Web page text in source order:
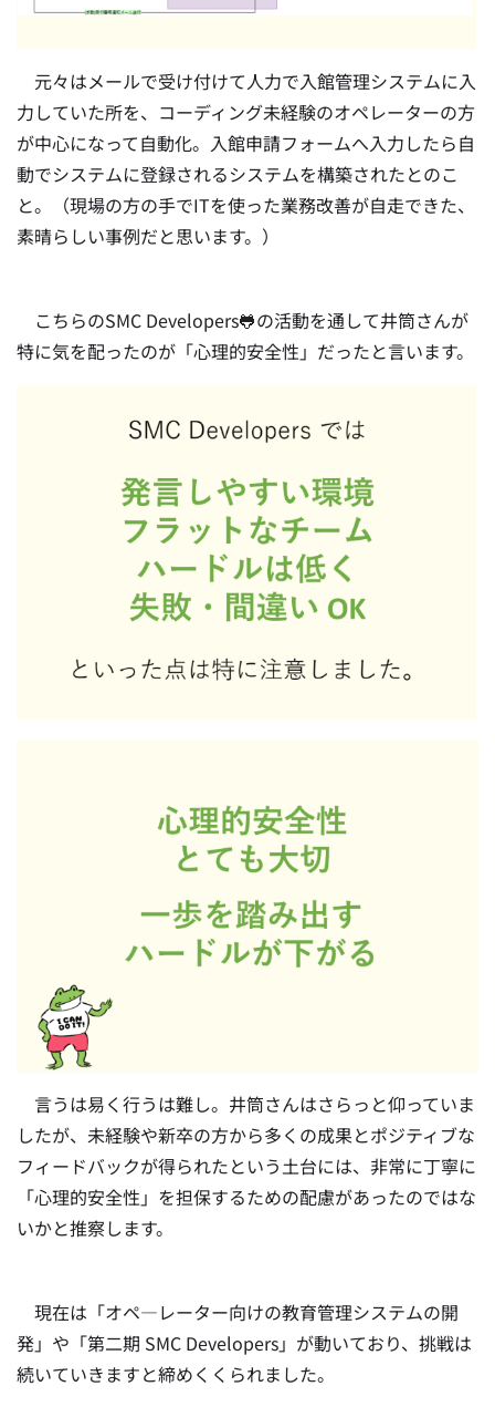
元々はメールで受け付けて人力で入館管理システムに入
力していた所を、コーディング未経験のオペレーターの方
が中心になって自動化。入館申請フォームへ入力したら自
動でシステムに登録されるシステムを構築されたとのこ
と。（現場の方の手でITを使った業務改善が自走できた、
素晴らしい事例だと思います。）
こちらのSMC Developers🐸の活動を通して井筒さんが
特に気を配ったのが「心理的安全性」だったと言います。
言うは易く行うは難し。井筒さんはさらっと仰っていま
したが、未経験や新卒の方から多くの成果とポジティブな
フィードバックが得られたという土台には、非常に丁寧に
「心理的安全性」を担保するための配慮があったのではな
いかと推察します。
現在は「オペ―レーター向けの教育管理システムの開
発」や「第二期 SMC Developers」が動いており、挑戦は
続いていきますと締めくくられました。